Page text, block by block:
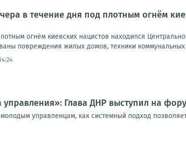
в течение дня под плотным огнём
огнём киевских нацистов находился
повреждения жилых домов, техники
Глава ДНР выступил на
управленцам, как системный подход